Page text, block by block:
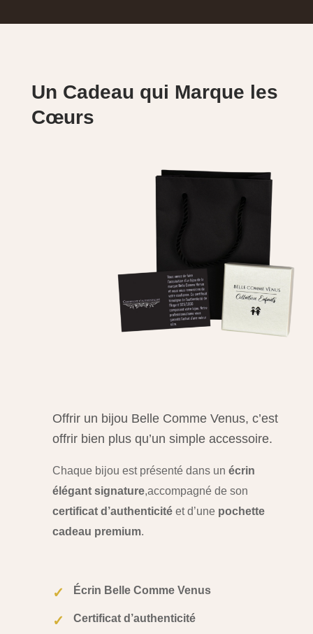
Un Cadeau qui Marque les
Cœurs
Offrir un bijou Belle Comme Venus, c’est
offrir bien plus qu’un simple accessoire.
Chaque bijou est présenté dans un écrin
élégant signature,accompagné de son
certificat d’authenticitéet d’une pochette
cadeau premium.
✓ Écrin Belle Comme Venus
✓ Certificat d’authenticité